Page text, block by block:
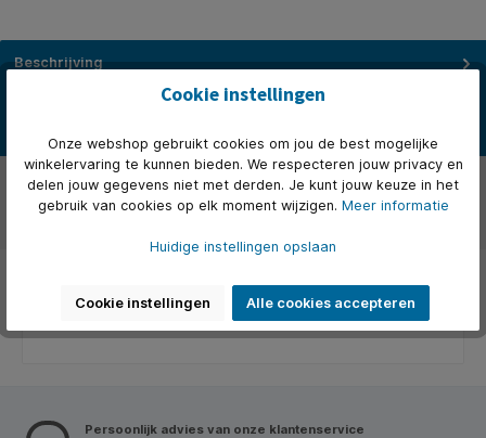
Beschrijving
De TCL 65P79K is een 65 inch 4K Ultra HD QLED Smart TV van de
Over het merk
Persoonlijk advies van onze klantenservice
Cookie instellingen
Onze webshop gebruikt cookies om jou de best mogelijke
winkelervaring te kunnen bieden. We respecteren jouw privacy en
delen jouw gegevens niet met derden. Je kunt jouw keuze in het
gebruik van cookies op elk moment wijzigen. Meer informatie
Huidige instellingen opslaan
Cookie instellingen Alle cookies accepteren